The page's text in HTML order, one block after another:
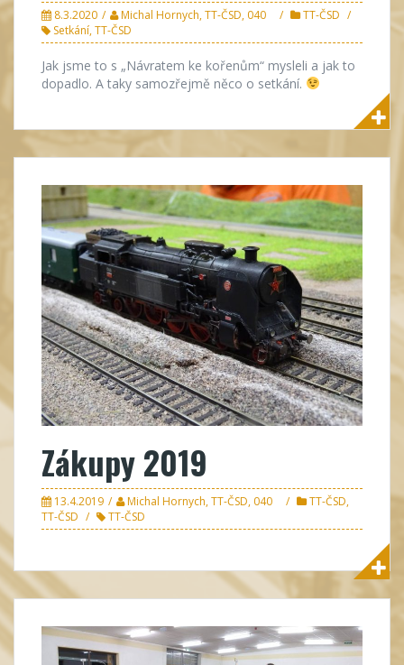
8.3.2020 Michal Hornych, TT-ČSD, 040
TT-ČSD
Setkání,TT-ČSD
Jak jsme to s „Návratem ke kořenům“ mysleli a jak to
dopadlo. A taky samozřejmě něco o setkání.
Zákupy 2019
13.4.2019 Michal Hornych, TT-ČSD, 040 TT-ČSD,
TT-ČSD
TT-ČSD